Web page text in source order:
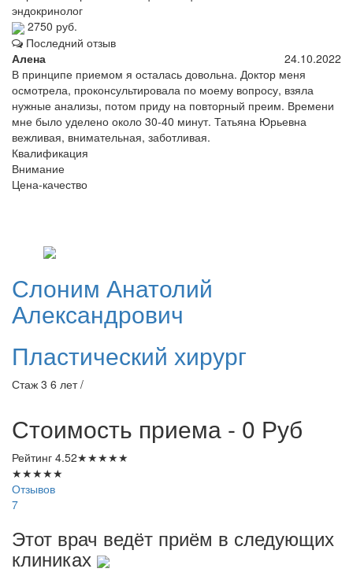
эндокринолог
2750 руб.
Последний отзыв
Алена
24.10.2022
В принципе приемом я осталась довольна. Доктор меня
осмотрела, проконсультировала по моему вопросу, взяла
нужные анализы, потом приду на повторный преим. Времени
мне было уделено около 30-40 минут. Татьяна Юрьевна
вежливая, внимательная, заботливая.
Квалификация
Внимание
Цена-качество
Слоним Анатолий
Александрович
Пластический хирург
Стаж 3 6 лет /
Стоимость приема - 0 Руб
Рейтинг 4.52★★★★★
★★★★★
Отзывов
7
Этот врач ведёт приём в следующих
клиниках